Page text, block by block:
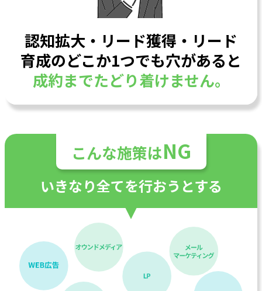
認知拡大・リード獲得・リード
育成のどこか1つでも穴があると
成約までたどり着けません。
こんな施策はNG
いきなり全てを行おうとする